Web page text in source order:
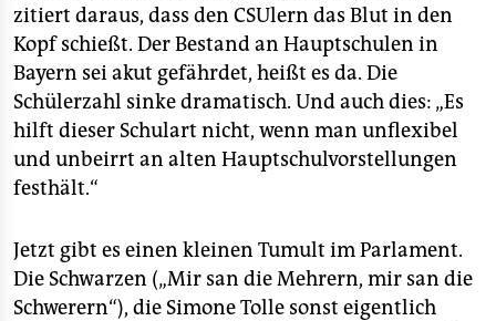
zitiert daraus, dass den CSUlern das Blut in den
Kopf schießt. Der Bestand an Hauptschulen in
Bayern sei akut gefährdet, heißt es da. Die
Schülerzahl sinke dramatisch. Und auch dies: „Es
hilft dieser Schulart nicht, wenn man unflexibel
und unbeirrt an alten Hauptschulvorstellungen
festhält.“
Jetzt gibt es einen kleinen Tumult im Parlament.
Die Schwarzen („Mir san die Mehrern, mir san die
Schwerern“), die Simone Tolle sonst eigentlich